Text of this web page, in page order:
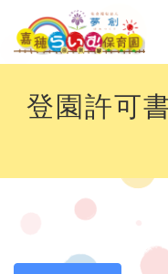
登園許可